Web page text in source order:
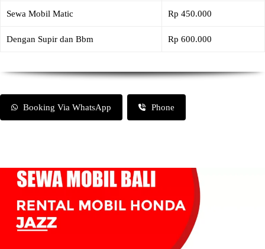
Sewa Mobil Matic Rp 450.000
Dengan Supir dan Bbm Rp 600.000
Booking Via WhatsApp Phone